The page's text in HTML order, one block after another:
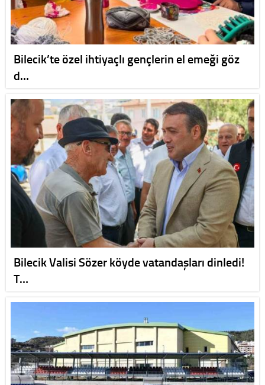
Bilecik’te özel ihtiyaçlı gençlerin el emeği göz
d…
Bilecik Valisi Sözer köyde vatandaşları dinledi!
T…